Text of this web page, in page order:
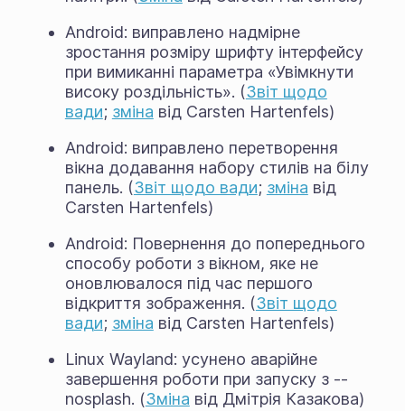
Android: виправлено надмірне
зростання розміру шрифту інтерфейсу
при вимиканні параметра «Увімкнути
високу роздільність». (Звіт щодо
вади; зміна від Carsten Hartenfels)
Android: виправлено перетворення
вікна додавання набору стилів на білу
панель. (Звіт щодо вади; зміна від
Carsten Hartenfels)
Android: Повернення до попереднього
способу роботи з вікном, яке не
оновлювалося під час першого
відкриття зображення. (Звіт щодо
вади; зміна від Carsten Hartenfels)
Linux Wayland: усунено аварійне
завершення роботи при запуску з --
nosplash. (Зміна від Дмітрія Казакова)